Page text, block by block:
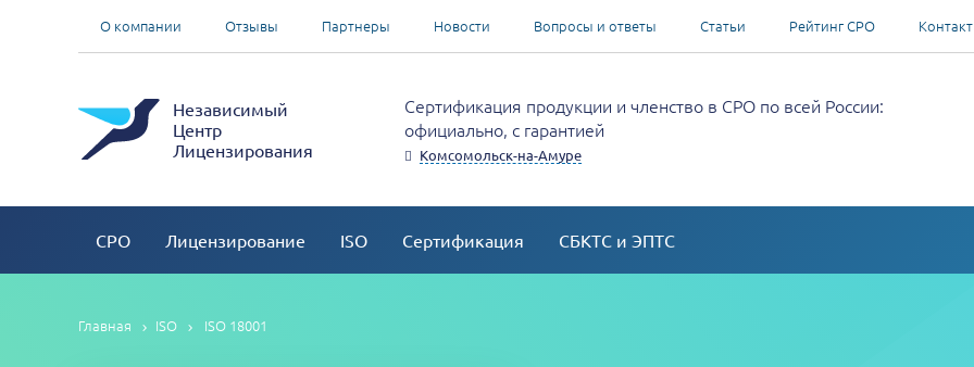
О компании Отзывы Партнеры Новости Вопросы и ответы Статьи Рейтинг СРО
Независимый
Центр
Лицензирования
Сертификация продукции и членство в СРО по всей России:
официально, с гарантией
Комсомольск-на-Амуре
СРО Лицензирование ISO Сертификация СБКТС и ЭПТС
Главная ISO ISO 18001